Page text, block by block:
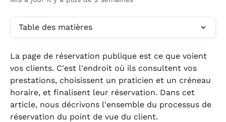
Table des matières
La page de réservation publique est ce que voient
vos clients. C'est l'endroit où ils consultent vos
prestations, choisissent un praticien et un créneau
horaire, et finalisent leur réservation. Dans cet
article, nous décrivons l'ensemble du processus de
réservation du point de vue du client.